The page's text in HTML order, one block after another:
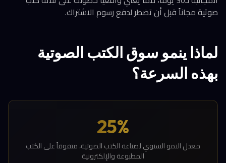
صوتية مجاناً قبل أن تضطر لدفع رسوم الاشتراك.
لماذا ينمو سوق الكتب الصوتية
بهذه السرعة؟
25%
معدل النمو السنوي لصناعة الكتب الصوتية، متفوقاً على الكتب
المطبوعة والإلكترونية